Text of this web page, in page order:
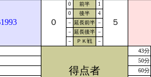
０
0 前半 1
５
0 後半
4
－ 延長前半 －
－ 延長後半 －
－
ＰＫ戦 －
得点者
43分
50分
60分